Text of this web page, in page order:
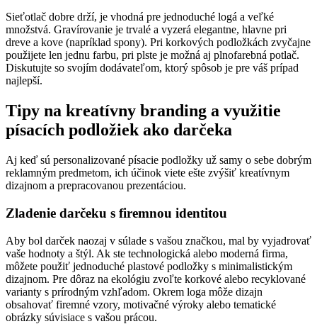
Sieťotlač dobre drží, je vhodná pre jednoduché logá a veľké
množstvá. Gravírovanie je trvalé a vyzerá elegantne, hlavne pri
dreve a kove (napríklad spony). Pri korkových podložkách zvyčajne
použijete len jednu farbu, pri plste je možná aj plnofarebná potlač.
Diskutujte so svojím dodávateľom, ktorý spôsob je pre váš prípad
najlepší.
Tipy na kreatívny branding a využitie
písacích podložiek ako darčeka
Aj keď sú personalizované písacie podložky už samy o sebe dobrým
reklamným predmetom, ich účinok viete ešte zvýšiť kreatívnym
dizajnom a prepracovanou prezentáciou.
Zladenie darčeku s firemnou identitou
Aby bol darček naozaj v súlade s vašou značkou, mal by vyjadrovať
vaše hodnoty a štýl. Ak ste technologická alebo moderná firma,
môžete použiť jednoduché plastové podložky s minimalistickým
dizajnom. Pre dôraz na ekológiu zvoľte korkové alebo recyklované
varianty s prírodným vzhľadom. Okrem loga môže dizajn
obsahovať firemné vzory, motivačné výroky alebo tematické
obrázky súvisiace s vašou prácou.